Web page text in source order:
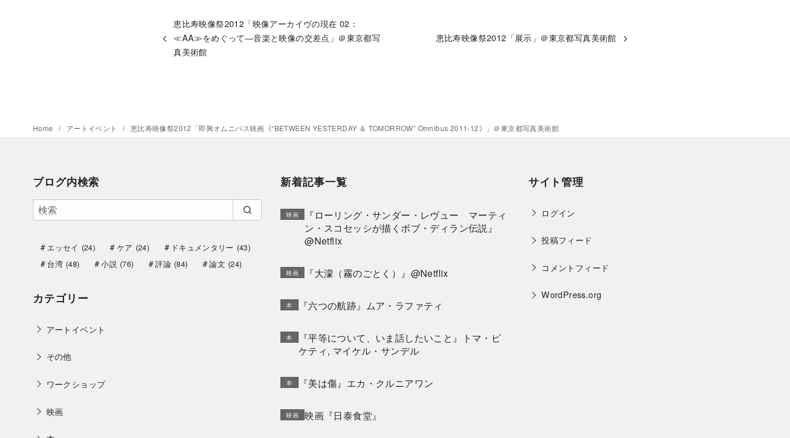
恵比寿映像祭2012「映像アーカイヴの現在 02：
≪AA≫をめぐって―音楽と映像の交差点」＠東京都写
真美術館
恵比寿映像祭2012「展示」＠東京都写真美術館
Home アートイベント 恵比寿映像祭2012「即興オムニバス映画《“BETWEEN YESTERDAY ＆ TOMORROW” Omnibus 2011-12》」＠東京都写真美術館
ブログ内検索
エッセイ (24) ケア (24) ドキュメンタリー (43)
台湾 (48) 小説 (76) 評論 (84) 論文 (24)
カテゴリー
アートイベント
その他
ワークショップ
映画
新着記事一覧
映画
『ローリング・サンダー・レヴュー マーティ
ン・スコセッシが描くボブ・ディラン伝説』
@Netflix
映画 『大濛（霧のごとく）』@Netflix
本 『六つの航跡』ムア・ラファティ
本
『平等について、いま話したいこと』トマ・ピ
ケティ, マイケル・サンデル
本 『美は傷』エカ・クルニアワン
映画 映画『日泰食堂』
サイト管理
ログイン
投稿フィード
コメントフィード
WordPress.org